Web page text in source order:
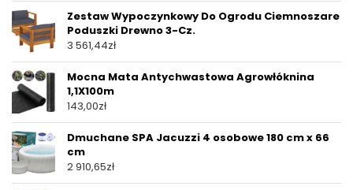
Zestaw Wypoczynkowy Do Ogrodu Ciemnoszare
Poduszki Drewno 3-Cz.
3 561,44zł
Mocna Mata Antychwastowa Agrowłóknina
1,1X100m
143,00zł
Dmuchane SPA Jacuzzi 4 osobowe 180 cm x 66
cm
2 910,65zł